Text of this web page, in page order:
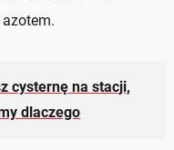
cysternę na stacji,
dlaczego